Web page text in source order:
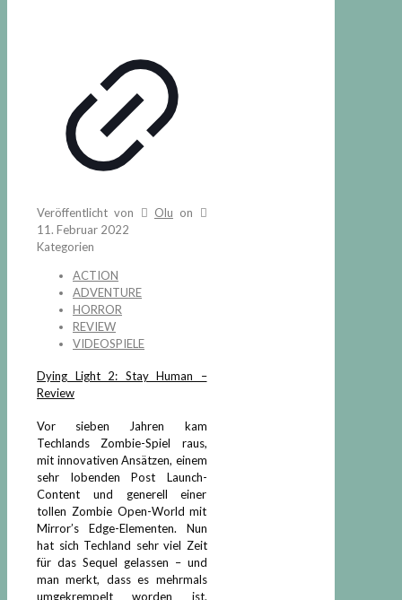
Veröffentlicht von Olu on
11. Februar 2022
Kategorien
ACTION
ADVENTURE
HORROR
REVIEW
VIDEOSPIELE
Dying Light 2: Stay Human –
Review
Vor sieben Jahren kam
Techlands Zombie-Spiel raus,
mit innovativen Ansätzen, einem
sehr lobenden Post Launch-
Content und generell einer
tollen Zombie Open-World mit
Mirror’s Edge-Elementen. Nun
hat sich Techland sehr viel Zeit
für das Sequel gelassen – und
man merkt, dass es mehrmals
umgekrempelt worden ist.